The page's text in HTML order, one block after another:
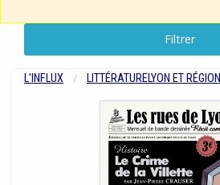
Filtrer
L'INFLUX LITTÉRATURELYON ET RÉGION